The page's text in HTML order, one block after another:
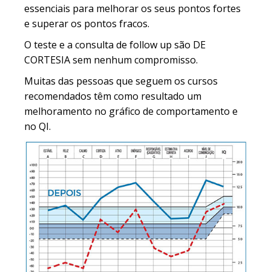
essenciais para melhorar os seus pontos fortes
e superar os pontos fracos.
O teste e a consulta de follow up são DE
CORTESIA sem nenhum compromisso.
Muitas das pessoas que seguem os cursos
recomendados têm como resultado um
melhoramento no gráfico de comportamento e
no QI.